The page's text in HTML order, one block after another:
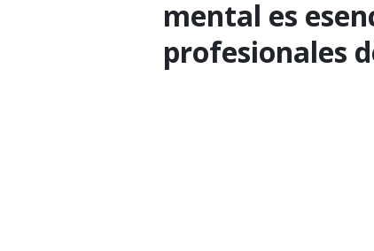
mental es
profesionales